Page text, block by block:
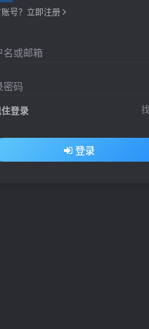
号？立即注册
名或邮箱
密码
登录
登录